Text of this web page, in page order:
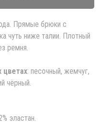
Прямые брюки с
чуть ниже талии. Плотный
ремня.
цветах: песочный, жемчуг,
чёрный.
эластан.